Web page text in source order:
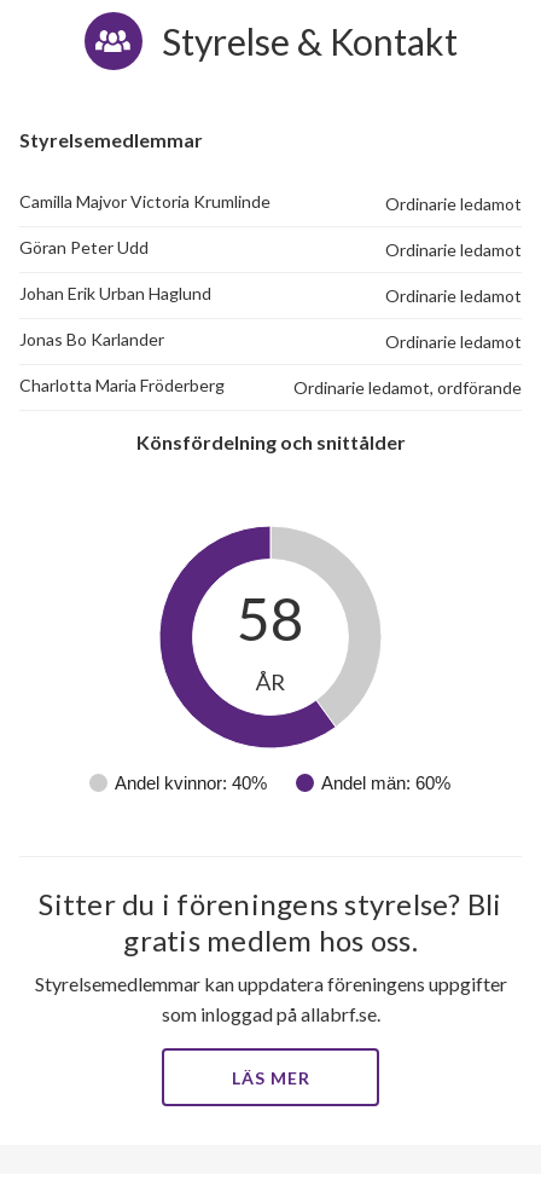
Styrelse & Kontakt
Styrelsemedlemmar
Camilla Majvor Victoria Krumlinde Ordinarie ledamot
Göran Peter Udd Ordinarie ledamot
Johan Erik Urban Haglund Ordinarie ledamot
Jonas Bo Karlander Ordinarie ledamot
Charlotta Maria Fröderberg Ordinarie ledamot, ordförande
Könsfördelning och snittålder
Andel kvinnor: 40% Andel män: 60%
58
ÅR
Sitter du i föreningens styrelse? Bli
gratis medlem hos oss.
Styrelsemedlemmar kan uppdatera föreningens uppgifter
som inloggad på allabrf.se.
LÄS MER